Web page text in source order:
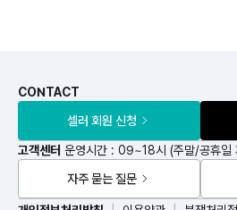
CONTACT
셀러 회원 신청
고객센터 운영시간 : 09~18시 (주말/공휴일
자주 묻는 질문